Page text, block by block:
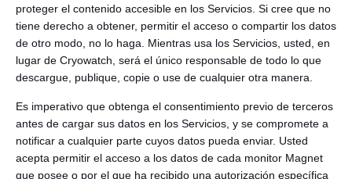
proteger el contenido accesible en los Servicios. Si cree que no
tiene derecho a obtener, permitir el acceso o compartir los datos
de otro modo, no lo haga. Mientras usa los Servicios, usted, en
lugar de Cryowatch, será el único responsable de todo lo que
descargue, publique, copie o use de cualquier otra manera.
Es imperativo que obtenga el consentimiento previo de terceros
antes de cargar sus datos en los Servicios, y se compromete a
notificar a cualquier parte cuyos datos pueda enviar. Usted
acepta permitir el acceso a los datos de cada monitor Magnet
que posee o por el que ha recibido una autorización específica